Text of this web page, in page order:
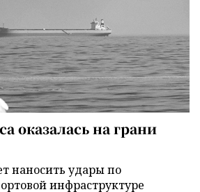
оказалась на грани
наносить удары по
инфраструктуре